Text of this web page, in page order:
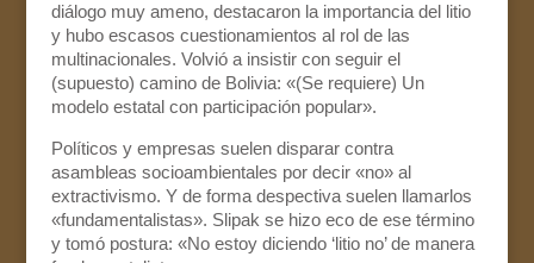
diálogo muy ameno, destacaron la importancia del litio
y hubo escasos cuestionamientos al rol de las
multinacionales. Volvió a insistir con seguir el
(supuesto) camino de Bolivia: «(Se requiere) Un
modelo estatal con participación popular».
Políticos y empresas suelen disparar contra
asambleas socioambientales por decir «no» al
extractivismo. Y de forma despectiva suelen llamarlos
«fundamentalistas». Slipak se hizo eco de ese término
y tomó postura: «No estoy diciendo ‘litio no’ de manera